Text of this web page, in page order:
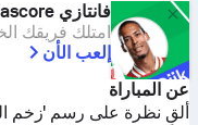
فانتازي Sofascore
امتلك فريقك
إلعب الأن
عن المباراة
ألقِ نظرة على رسم 'زخم